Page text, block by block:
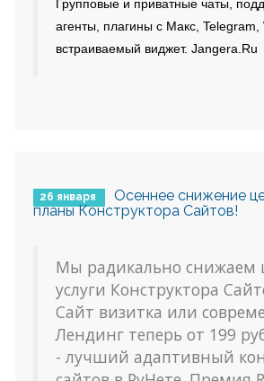
Групповые и приватные чаты,
агенты, плагины с Макс, Telegram,
встраиваемый виджет. Jangera.Ru
26 января
Осеннее снижение
планы Конструктора Сайтов!
Мы радикально снижаем
услуги Конструктора
Сайт визитка или
Лендинг теперь от 199
- лучший адаптивный